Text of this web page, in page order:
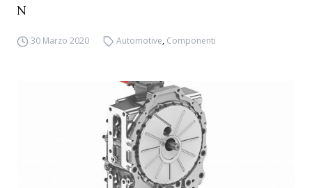
N
30 Marzo 2020 Automotive, Componenti